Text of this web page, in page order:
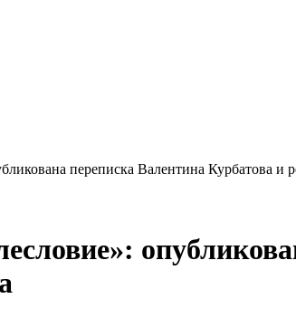
переписка Валентина Курбатова и